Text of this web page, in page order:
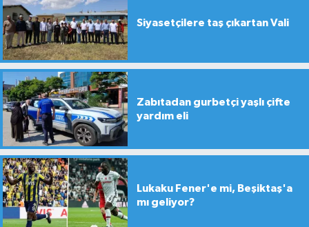
Siyasetçilere taş çıkartan Vali
Zabıtadan gurbetçi yaşlı çifte
yardım eli
Lukaku Fener'e mi, Beşiktaş'a
mı geliyor?